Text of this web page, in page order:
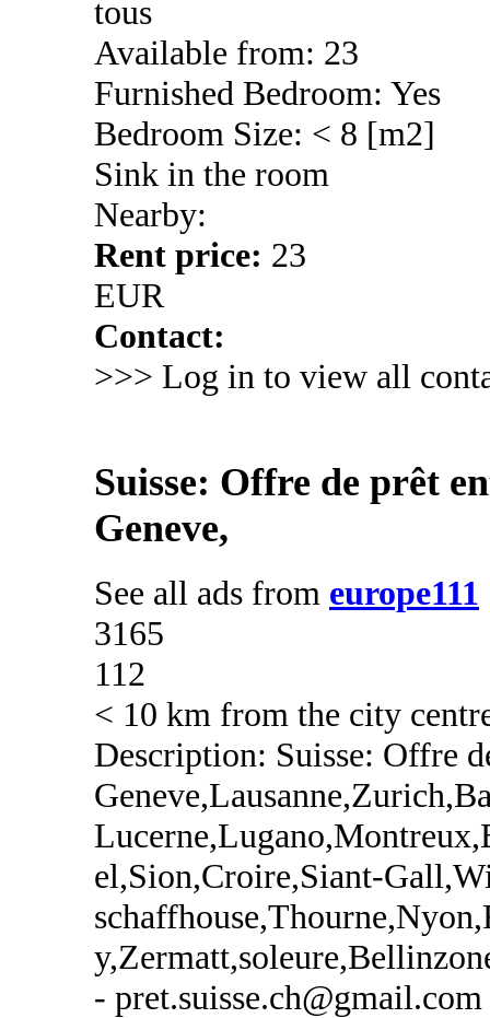
tous
Available from: 23
Furnished Bedroom: Yes
Bedroom Size: < 8 [m2]
Sink in the room
Nearby:
Rent price: 23
EUR
Contact:
>>> Log in to view all
Suisse: Offre de prêt
Geneve,
See all ads from europe111
3165
112
< 10 km from the city
Description: Suisse: Offre
el,Sion,Croire,Siant-
- pret.suisse.ch@gmail.com